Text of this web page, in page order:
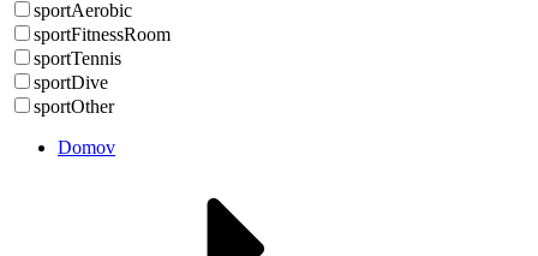
sportAerobic
sportFitnessRoom
sportTennis
sportDive
sportOther
Domov